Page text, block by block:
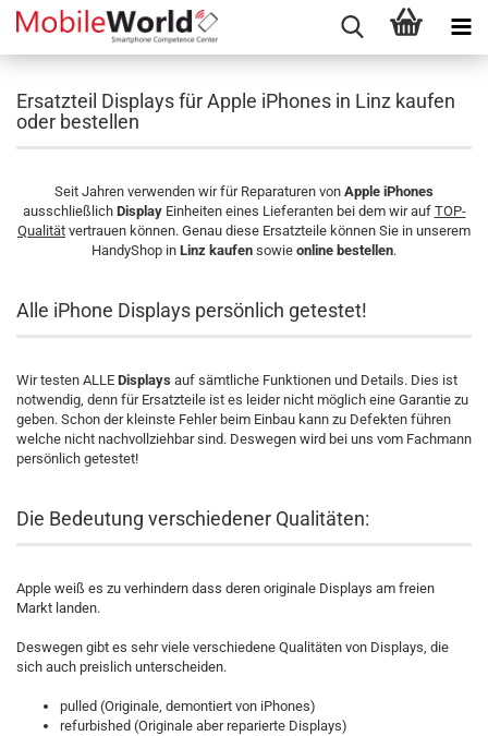
Ersatzteil Displays für Apple iPhones in Linz kaufen
oder bestellen
Seit Jahren verwenden wir für Reparaturen von Apple iPhones
ausschließlich DisplayEinheiten eines Lieferanten bei dem wir auf TOP-
Qualität vertrauen können. Genau diese Ersatzteile können Sie in unserem
HandyShop in Linz kaufen sowie online bestellen.
Alle iPhone Displays persönlich getestet!
Wir testen ALLE Displays auf sämtliche Funktionen und Details. Dies ist
notwendig, denn für Ersatzteile ist es leider nicht möglich eine Garantie zu
geben. Schon der kleinste Fehler beim Einbau kann zu Defekten führen
welche nicht nachvollziehbar sind. Deswegen wird bei uns vom Fachmann
persönlich getestet!
Die Bedeutung verschiedener Qualitäten:
Apple weiß es zu verhindern dass deren originale Displays am freien
Markt landen.
Deswegen gibt es sehr viele verschiedene Qualitäten von Displays, die
sich auch preislich unterscheiden.
pulled (Originale, demontiert von iPhones)
refurbished (Originale aber reparierte Displays)